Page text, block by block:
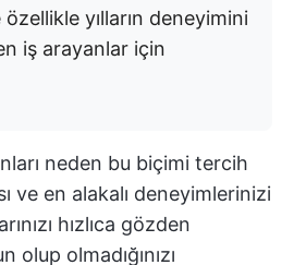
yılların deneyimini
iş arayanlar için
neden bu biçimi tercih
ve en alakalı deneyimlerinizi
hızlıca gözden
olmadığınızı